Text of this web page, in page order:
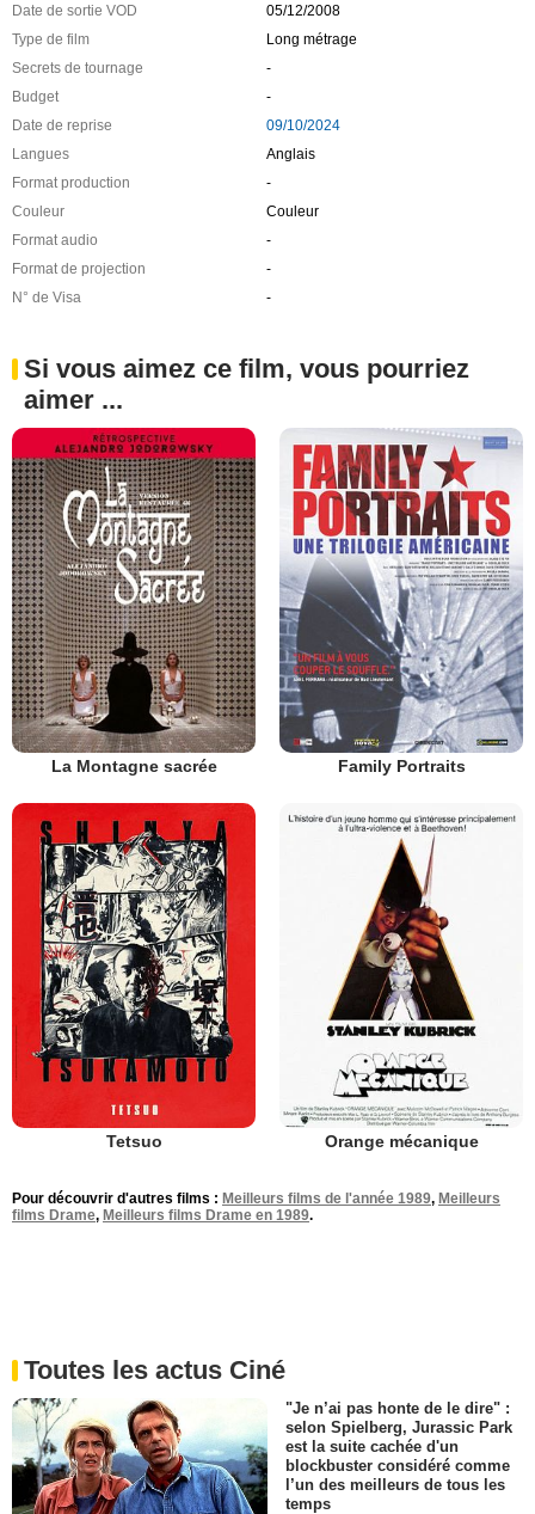
Date de sortie VOD
05/12/2008
Type de film
Long métrage
Secrets de tournage
-
Budget
-
Date de reprise
09/10/2024
Langues
Anglais
Format production
-
Couleur
Couleur
Format audio
-
Format de projection
-
N° de Visa
-
Si vous aimez ce film, vous pourriez
aimer ...
La Montagne sacrée Family Portraits
Tetsuo Orange mécanique
Pour découvrir d'autres films : Meilleurs films de l'année 1989, Meilleurs
films Drame, Meilleurs films Drame en 1989.
Toutes les actus Ciné
"Je n’ai pas honte de le dire" :
selon Spielberg, Jurassic Park
est la suite cachée d'un
blockbuster considéré comme
l’un des meilleurs de tous les
temps